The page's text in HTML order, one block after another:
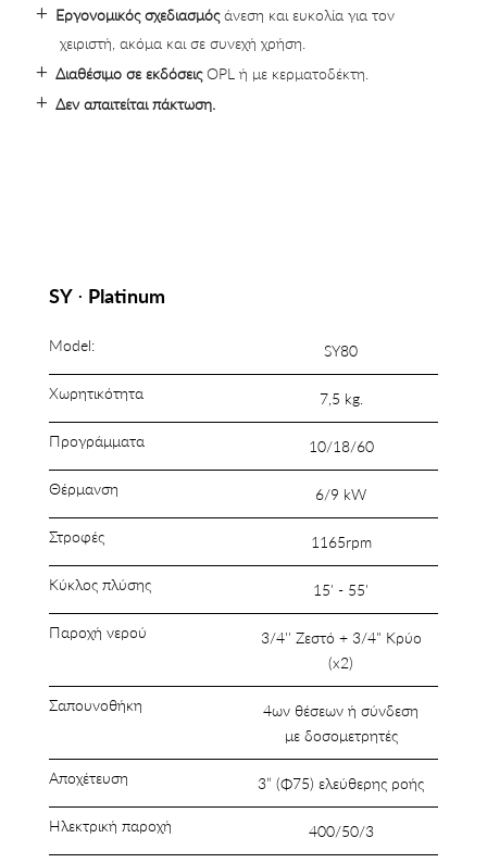
Εργονομικός σχεδιασμόςάνεση και ευκολία για τον
χειριστή, ακόμα και σε συνεχή χρήση.
Διαθέσιμο σε εκδόσειςOPL ή με κερματοδέκτη.
Δεν απαιτείται πάκτωση.
SΥ ⋅ Platinum
Model:
Χωρητικότητα
Προγράμματα
Θέρμανση
Στροφές
Κύκλος πλύσης
Παροχή νερού
Σαπουνοθήκη
Αποχέτευση
Ηλεκτρική παροχή
SΥ80
7,5 kg.
10/18/60
6/9 kW
1165rpm
15' - 55'
3/4'' Ζεστό + 3/4" Κρύο
(x2)
4ων θέσεων ή σύνδεση
με δοσομετρητές
3” (Φ75) ελεύθερης ροής
400/50/3